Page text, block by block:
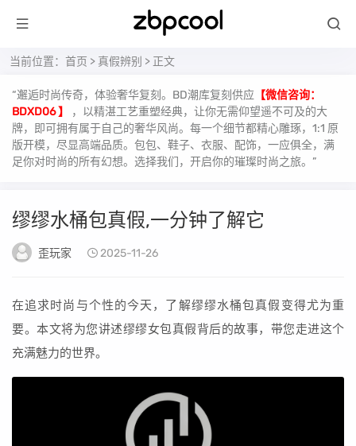
当前位置： 首页 > 真假辨别 > 正文
“邂逅时尚传奇，体验奢华复刻。BD潮库复刻供应 【微信咨询：
BDXD06 】
，以精湛工艺重塑经典，让你无需仰望遥不可及的大
牌，即可拥有属于自己的奢华风尚。每一个细节都精心雕琢，1:1 原
版开模，尽显高端品质。包包、鞋子、衣服、配饰，一应俱全，满
足你对时尚的所有幻想。选择我们，开启你的璀璨时尚之旅。”
缪缪水桶包真假,一分钟了解它
歪玩家 2025-11-26
在追求时尚与个性的今天，了解缪缪水桶包真假变得尤为重
要。本文将为您讲述缪缪女包真假背后的故事，带您走进这个
充满魅力的世界。